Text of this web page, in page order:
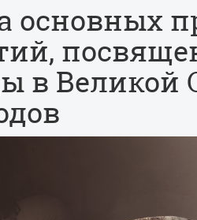
основных
в Великой